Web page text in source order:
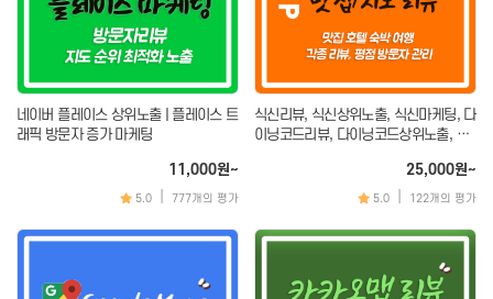
커뮤니티 바이럴
지식인 (질문&답변)
링크드인
밴드모임
텔레그램
틱톡
디스코드
기타 SNS
스토어(오픈마켓)
스마트스토어 앱(APP)마케팅
앱다운로드/리뷰
원스토어
네이버 플레이스 상위노출 | 플레이스 트
래픽 방문자 증가 마케팅
11,000원~
5.0 777개의 평가
식신리뷰, 식신상위노출, 식신마케팅, 다
이닝코드리뷰, 다이닝코드상위노출, 다
25,000원~
5.0 122개의 평가